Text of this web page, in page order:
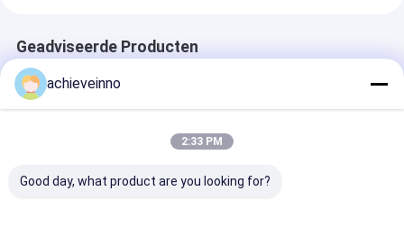
Geadviseerde Producten
achieveinno
2:33 PM
Good day, what product are you looking for?